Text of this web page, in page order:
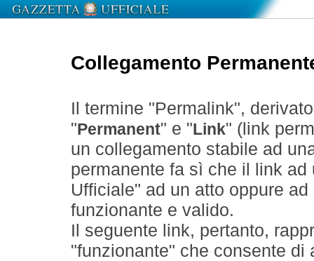
Collegamento
Il termine "Permalink",
" Permanent" e " Link" (link
un collegamento stabile ad
permanente fa sì che il link
Ufficiale" ad un atto oppure
funzionante e valido.
Il seguente link, pertanto,
"funzionante" che consente